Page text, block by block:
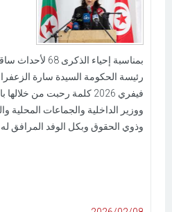
بمناسبة إحياء
فيفري 2026 كلمة رحبت من
ووزير الداخلية والجماعات المحلية
وذوي الحقوق وبكل الوفد المرافق